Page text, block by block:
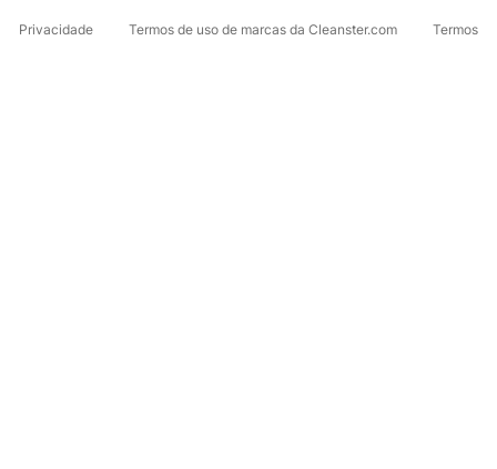
Privacidade Termos de uso de marcas da Cleanster.com Termos